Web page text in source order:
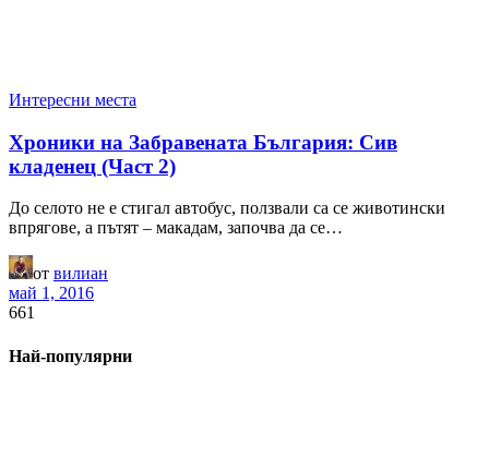
Интересни места
Хроники на Забравената България: Сив
кладенец (Част 2)
До селото не е стигал автобус, ползвали са се животински
впрягове, а пътят – макадам, започва да се…
от вилиан
май 1, 2016
661
Най-популярни